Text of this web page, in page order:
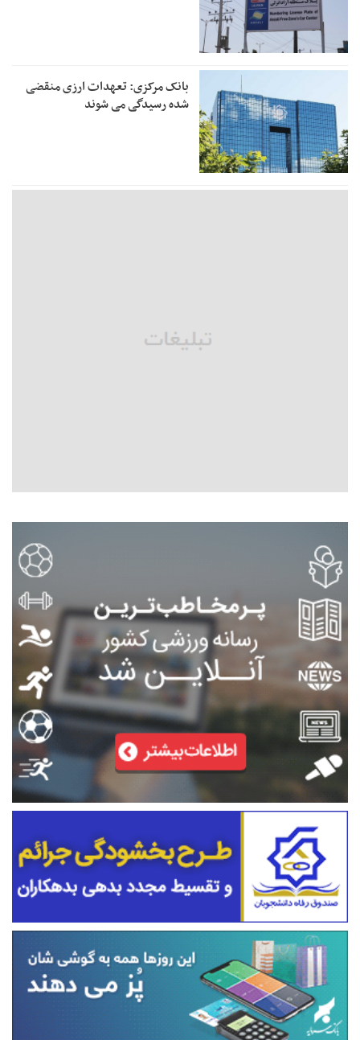
بانک مرکزی: تعهدات ارزی منقضی
شده رسیدگی می شوند